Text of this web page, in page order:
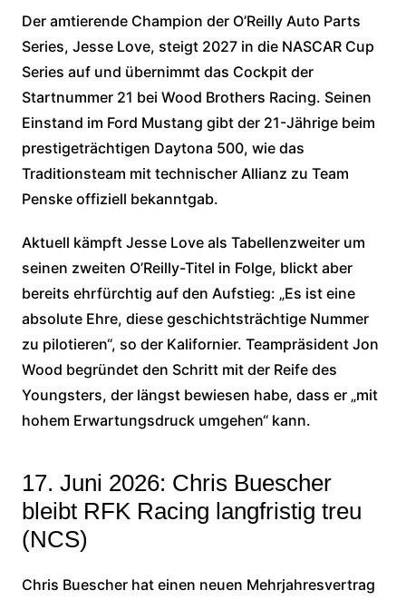
Der amtierende Champion der O’Reilly Auto Parts
Series, Jesse Love, steigt 2027 in die NASCAR Cup
Series auf und übernimmt das Cockpit der
Startnummer 21 bei Wood Brothers Racing. Seinen
Einstand im Ford Mustang gibt der 21-Jährige beim
prestigeträchtigen Daytona 500, wie das
Traditionsteam mit technischer Allianz zu Team
Penske offiziell bekanntgab.
Aktuell kämpft Jesse Love als Tabellenzweiter um
seinen zweiten O’Reilly-Titel in Folge, blickt aber
bereits ehrfürchtig auf den Aufstieg: „Es ist eine
absolute Ehre, diese geschichtsträchtige Nummer
zu pilotieren“, so der Kalifornier. Teampräsident Jon
Wood begründet den Schritt mit der Reife des
Youngsters, der längst bewiesen habe, dass er „mit
hohem Erwartungsdruck umgehen“ kann.
17. Juni 2026: Chris Buescher
bleibt RFK Racing langfristig treu
(NCS)
Chris Buescher hat einen neuen Mehrjahresvertrag